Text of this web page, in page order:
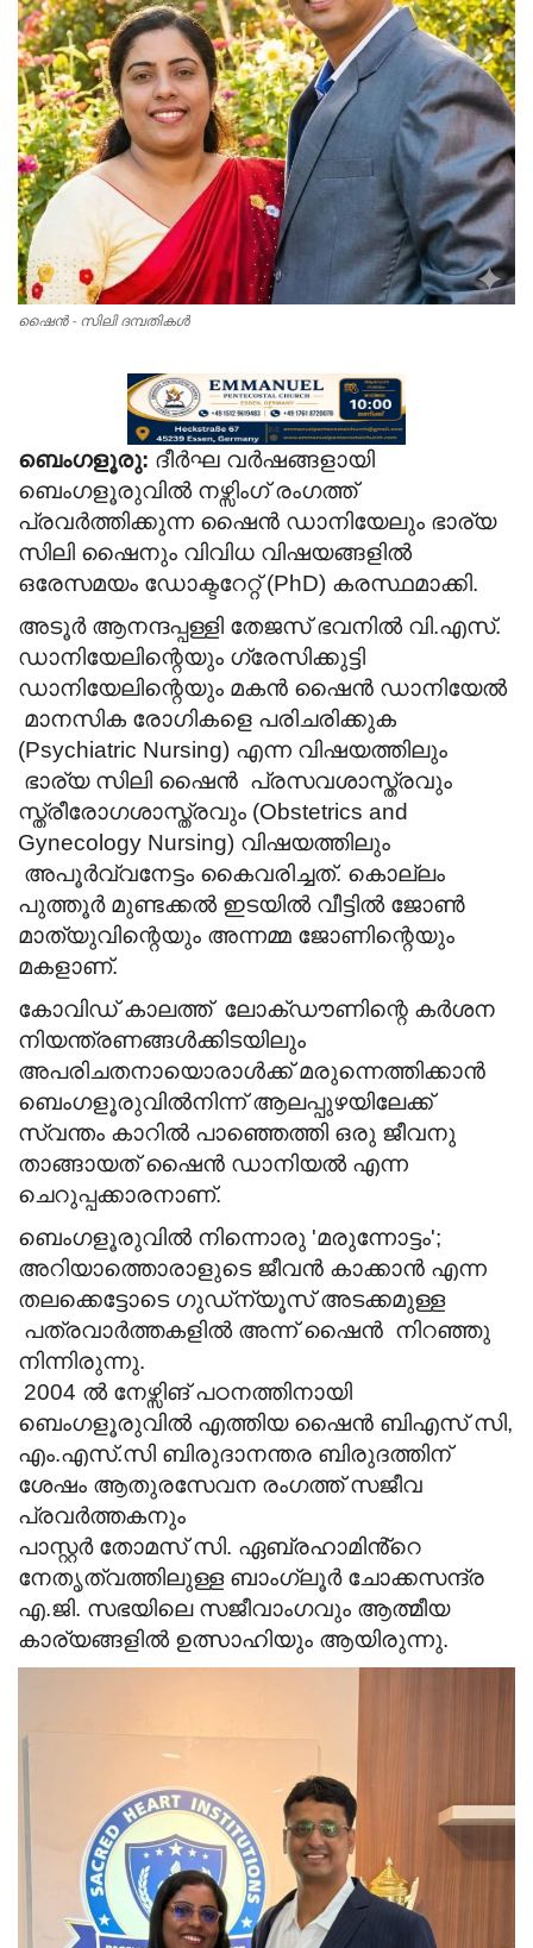
Videos
Praise & Prayers
Contact US
ഷൈൻ - സിലി ദമ്പതികൾ
ബെംഗളൂരു: ദീർഘ വർഷങ്ങളായി
ബെംഗളൂരുവിൽ നഴ്സിംഗ് രംഗത്ത്
പ്രവർത്തിക്കുന്ന ഷൈൻ ഡാനിയേലും ഭാര്യ
സിലി ഷൈനും വിവിധ വിഷയങ്ങളിൽ
ഒരേസമയം ഡോക്ടറേറ്റ് (PhD) കരസ്ഥമാക്കി.
അടൂർ ആനന്ദപ്പള്ളി തേജസ് ഭവനിൽ വി.എസ്.
ഡാനിയേലിന്റെയും ഗ്രേസിക്കുട്ടി
ഡാനിയേലിന്റെയും മകൻ ഷൈൻ ഡാനിയേൽ
മാനസിക രോഗികളെ പരിചരിക്കുക
(Psychiatric Nursing) എന്ന വിഷയത്തിലും
ഭാര്യ സിലി ഷൈൻ പ്രസവശാസ്ത്രവും
സ്ത്രീരോഗശാസ്ത്രവും (Obstetrics and
Gynecology Nursing) വിഷയത്തിലും
അപൂർവ്വനേട്ടം കൈവരിച്ചത്. കൊല്ലം
പുത്തൂർ മുണ്ടക്കൽ ഇടയിൽ വീട്ടിൽ ജോൺ
മാത്യുവിന്റെയും അന്നമ്മ ജോണിന്റെയും
മകളാണ്.
കോവിഡ് കാലത്ത് ലോക്ഡൗണിന്റെ കർശന
നിയന്ത്രണങ്ങൾക്കിടയിലും
അപരിചതനായൊരാൾക്ക് മരുന്നെത്തിക്കാൻ
ബെംഗളൂരുവിൽനിന്ന് ആലപ്പുഴയിലേക്ക്
സ്വന്തം കാറിൽ പാഞ്ഞെത്തി ഒരു ജീവനു
താങ്ങായത് ഷൈൻ ഡാനിയൽ എന്ന
ചെറുപ്പക്കാരനാണ്.
ബെംഗളൂരുവിൽ നിന്നൊരു 'മരുന്നോട്ടം';
അറിയാത്തൊരാളുടെ ജീവൻ കാക്കാൻ എന്ന
തലക്കെട്ടോടെ ഗുഡ്ന്യൂസ് അടക്കമുള്ള
പത്രവാർത്തകളിൽ അന്ന് ഷൈൻ നിറഞ്ഞു
നിന്നിരുന്നു.
2004 ൽ നേഴ്സിങ് പഠനത്തിനായി
ബെംഗളൂരുവിൽ എത്തിയ ഷൈൻ ബിഎസ് സി,
എം.എസ്.സി ബിരുദാനന്തര ബിരുദത്തിന്
ശേഷം ആതുരസേവന രംഗത്ത് സജീവ
പ്രവർത്തകനും
പാസ്റ്റർ തോമസ് സി. ഏബ്രഹാമിൻ്റെ
നേതൃത്വത്തിലുള്ള ബാംഗ്ലൂർ ചോക്കസന്ദ്ര
എ.ജി. സഭയിലെ സജീവാംഗവും ആത്മീയ
കാര്യങ്ങളിൽ ഉത്സാഹിയും ആയിരുന്നു.